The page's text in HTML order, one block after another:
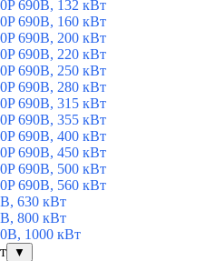
690В, 132 кВт
690В, 160 кВт
690В, 200 кВт
690В, 220 кВт
690В, 250 кВт
690В, 280 кВт
690В, 315 кВт
690В, 355 кВт
690В, 400 кВт
690В, 450 кВт
690В, 500 кВт
690В, 560 кВт
630 кВт
800 кВт
1000 кВт
▼